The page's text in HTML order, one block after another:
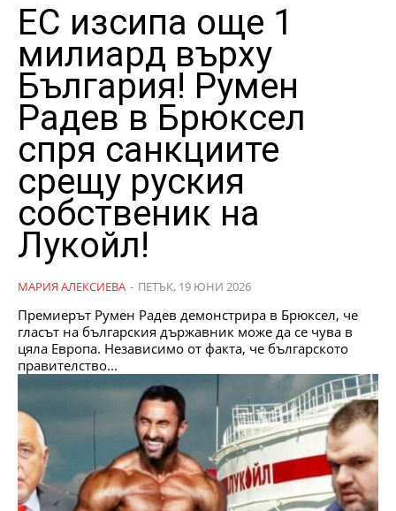
ЕС изсипа още 1
милиард върху
България! Румен
Радев в Брюксел
спря санкциите
срещу руския
собственик на
Лукойл!
МАРИЯ АЛЕКСИЕВА - ПЕТЪК, 19 ЮНИ 2026
Премиерът Румен Радев демонстрира в Брюксел, че
гласът на българския държавник може да се чува в
цяла Европа. Независимо от факта, че българското
правителство...